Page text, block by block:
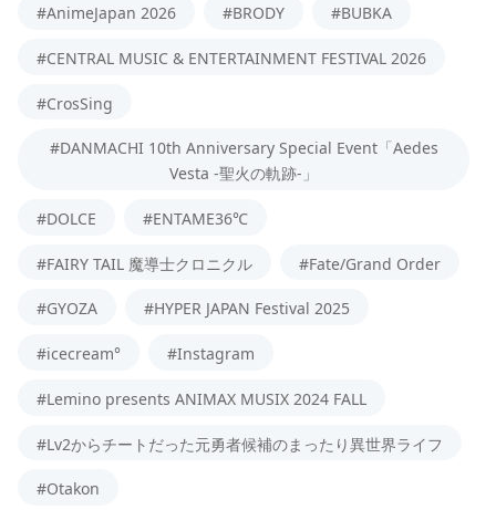
#AnimeJapan 2026 #BRODY #BUBKA
#CENTRAL MUSIC & ENTERTAINMENT FESTIVAL 2026
#CrosSing
#DANMACHI 10th Anniversary Special Event「Aedes
Vesta -聖火の軌跡-」
#DOLCE #ENTAME36℃
#FAIRY TAIL 魔導士クロニクル #Fate/Grand Order
#GYOZA #HYPER JAPAN Festival 2025
#icecream° #Instagram
#Lemino presents ANIMAX MUSIX 2024 FALL
#Lv2からチートだった元勇者候補のまったり異世界ライフ
#Otakon